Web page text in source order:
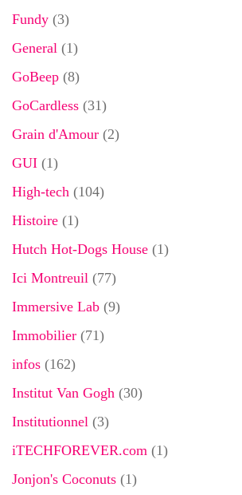
Fundy (3)
General (1)
GoBeep (8)
GoCardless (31)
Grain d'Amour (2)
GUI (1)
High-tech (104)
Histoire (1)
Hutch Hot-Dogs House (1)
Ici Montreuil (77)
Immersive Lab (9)
Immobilier (71)
infos (162)
Institut Van Gogh (30)
Institutionnel (3)
iTECHFOREVER.com (1)
Jonjon's Coconuts (1)